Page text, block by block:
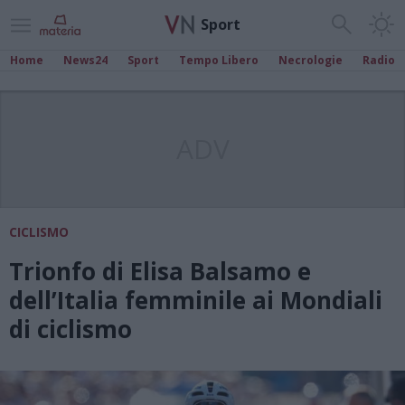
Sport
Home News24 Sport Tempo Libero Necrologie Radio
CICLISMO
Trionfo di Elisa Balsamo e
dell’Italia femminile ai Mondiali
di ciclismo